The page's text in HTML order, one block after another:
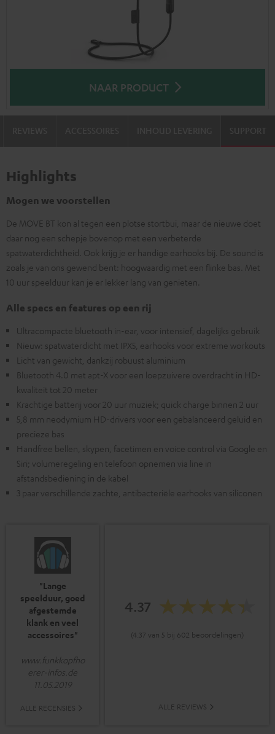
NAAR PRODUCT
SUPPORT
Highlights
Mogen we voorstellen
De MOVE BT kon al tegen een plotse stortbui, maar de nieuwe doet
daar nog een schepje bovenop met een verbeterde
spatwaterdichtheid. Ook krijg je er handige earhooks bij. De sound is
zoals je van ons gewend bent: hoogwaardig met een flinke bas. Met
10 uur speelduur kan je er lekker lang van genieten.
Alle specs en features op een rij
Ultracompacte bluetooth in-ear, voor intensief, dagelijks gebruik
Nieuw: spatwaterdicht met IPX5, earhooks voor extreme workouts
Licht van gewicht, dankzij robuust aluminium
Bluetooth 4.0 met apt-X voor een loepzuivere overdracht in HD-
kwaliteit tot 20 meter
Krachtige batterij voor 20 uur muziek; quick charge binnen 2 uur
5,8 mm neodymium HD-drivers voor een gebalanceerd geluid en
precieze bas
Handfree bellen, skypen, facetimen en voice control via Google en
Siri; volumeregeling en telefoon opnemen via line in
afstandsbediening in de kabel
3 paar verschillende zachte, antibacteriële earhooks van siliconen
"Lange
speelduur, goed
afgestemde
klank en veel
accessoires"
www.funkkopfho
erer-infos.de
11.05.2019
ALLE RECENSIES
4.37
(4.37 van 5 bij 602 beoordelingen)
ALLE REVIEWS